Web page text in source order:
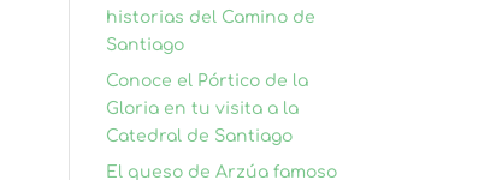
historias del Camino de
Santiago
Conoce el Pórtico de la
Gloria en tu visita a la
Catedral de Santiago
El queso de Arzúa famoso